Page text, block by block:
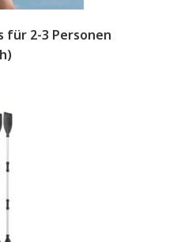
für 2-3 Personen